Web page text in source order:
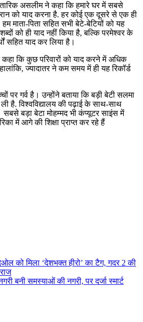
असलीम ने कहा कि हमारे घर में सबसे
को याद करना है. हर कोई एक दूसरे से एक ही
माता-पिता सहित सभी बेटे-बेटियों को यह
को ही याद नहीं किया है, बल्कि परमेश्वर के
सहित याद कर लिया है।
कि कुछ परिवारों को याद करने में अधिक
ज्यादातर ने कम समय में ही यह रिकॉर्ड
पर गर्व है। उन्होंने बताया कि बड़ी बेटी सलमा
है. विश्वविद्यालय की पढ़ाई के साथ-साथ
बड़ा बेटा मोहम्मद भी कंप्यूटर साइंस में
में आगे की शिक्षा प्राप्त कर रहे हैं
को मिला ‘देशभक्त हीरो’ का टैग, गदर 2 की
बनी समस्याओं की नगरी, पर दर्जा स्मार्ट